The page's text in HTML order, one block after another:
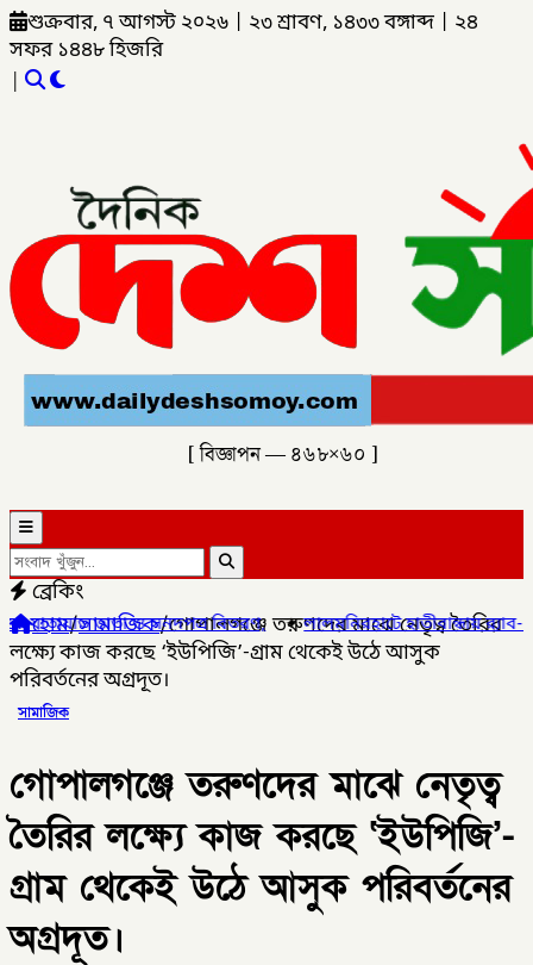
শুক্রবার, ৭ আগস্ট ২০২৬ ২৩ শ্রাবণ, ১৪৩৩ বঙ্গাব্দ
২৪
সফর ১৪৪৮ হিজরি
|
[ বিজ্ঞাপন — ৪৬৮×৬০ ]
ব্রেকিং
বিতরণ,✦লালমনিরহাটে হাতীবান্ধায় র‌্যাব-১৩ অভিযানে
হোম/সামাজিক/গোপালগঞ্জে তরুণদের মাঝে নেতৃত্ব তৈরির
লক্ষ্যে কাজ করছে ‘ইউপিজি’-গ্রাম থেকেই উঠে আসুক
পরিবর্তনের অগ্রদূত।
সামাজিক
গোপালগঞ্জে তরুণদের মাঝে নেতৃত্ব
তৈরির লক্ষ্যে কাজ করছে ‘ইউপিজি’-
গ্রাম থেকেই উঠে আসুক পরিবর্তনের
অগ্রদূত।